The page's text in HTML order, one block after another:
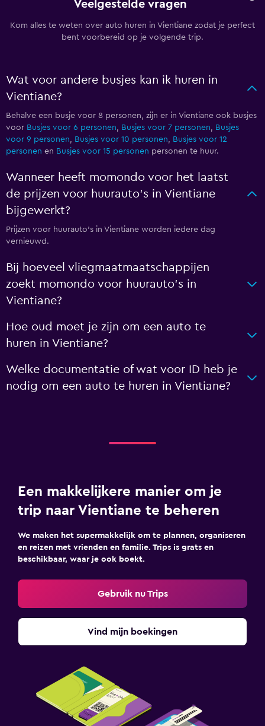
Veelgestelde vragen
Kom alles te weten over auto huren in Vientiane zodat je perfect
bent voorbereid op je volgende trip.
Wat voor andere busjes kan ik huren in
Vientiane?
Behalve een busje voor 8 personen, zijn er in Vientiane ook busjes
voor Busjes voor 6 personen, Busjes voor 7 personen, Busjes
voor 9 personen, Busjes voor 10 personen, Busjes voor 12
personen en Busjes voor 15 personen personen te huur.
Wanneer heeft momondo voor het laatst
de prijzen voor huurauto's in Vientiane
bijgewerkt?
Prijzen voor huurauto's in Vientiane worden iedere dag
vernieuwd.
Bij hoeveel vliegmaatmaatschappijen
zoekt momondo voor huurauto's in
Vientiane?
Hoe oud moet je zijn om een auto te
huren in Vientiane?
Welke documentatie of wat voor ID heb je
nodig om een auto te huren in Vientiane?
Een makkelijkere manier om je
trip naar Vientiane te beheren
We maken het supermakkelijk om te plannen, organiseren
en reizen met vrienden en familie. Trips is grats en
beschikbaar, waar je ook boekt.
Gebruik nu Trips
Vind mijn boekingen